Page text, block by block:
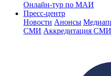
Онлайн-тур по МАИ
Пресс-центр
Новости Анонсы
СМИ Аккредитация СМИ